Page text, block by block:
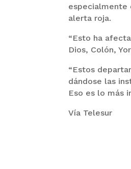
especialmente
alerta roja.
“Esto ha
Dios, Colón,
“Estos
dándose las
Eso es lo más
Vía Telesur